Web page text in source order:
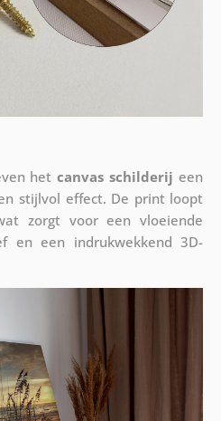
hetcanvas schilderij een
stijlvol effect. De print loopt
zorgt voor een vloeiende
en een indrukwekkend 3D-